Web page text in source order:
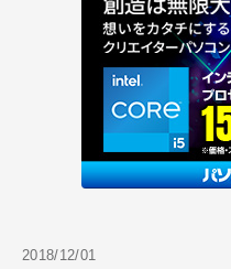
2018/12/01